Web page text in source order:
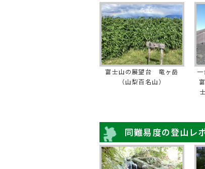
富士山の展望台 竜ヶ岳
（山梨百名山）
同難易度の登山レ